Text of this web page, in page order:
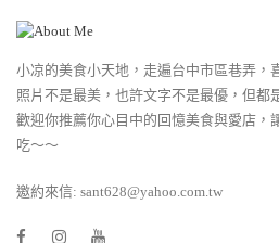
小凉的美食小天地，走遍台中市區巷弄，
照片不是最美，也許文字不是最優，但都
歡迎你推薦你心目中的回憶美食與愛店，
吃～～
邀約來信: sant628@yahoo.com.tw